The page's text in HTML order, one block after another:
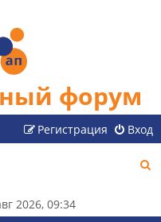
форум
Вход
Регистрация
2026, 09:34